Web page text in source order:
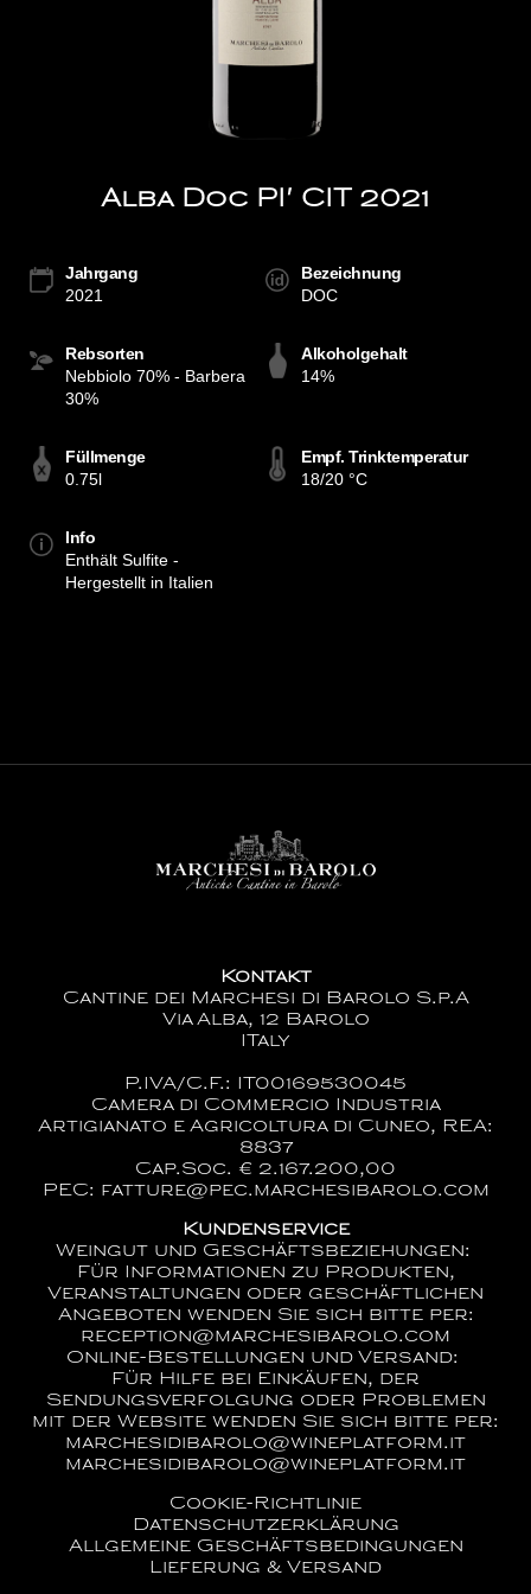
Alba Doc PI' CIT 2021
Jahrgang
2021
Bezeichnung
DOC
Rebsorten
Nebbiolo 70% - Barbera
30%
Alkoholgehalt
14%
Füllmenge
0.75l
Empf. Trinktemperatur
18/20 °C
Info
Enthält Sulfite -
Hergestellt in Italien
Kontakt
Cantine dei Marchesi di Barolo S.p.A
Via Alba, 12 Barolo
ITaly
P.IVA/C.F.: IT00169530045
Camera di Commercio Industria
Artigianato e Agricoltura di Cuneo, REA:
8837
Cap.Soc. € 2.167.200,00
PEC: fatture@pec.marchesibarolo.com
Kundenservice
Weingut und Geschäftsbeziehungen:
Für Informationen zu Produkten,
Veranstaltungen oder geschäftlichen
Angeboten wenden Sie sich bitte per:
reception@marchesibarolo.com
Online-Bestellungen und Versand:
Für Hilfe bei Einkäufen, der
Sendungsverfolgung oder Problemen
mit der Website wenden Sie sich bitte per:
marchesidibarolo@wineplatform.it
marchesidibarolo@wineplatform.it
Cookie-Richtlinie
Datenschutzerklärung
Allgemeine Geschäftsbedingungen
Lieferung & Versand